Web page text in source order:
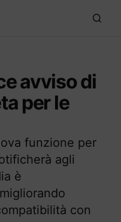
avviso di
per le
funzione per
agli
è
con